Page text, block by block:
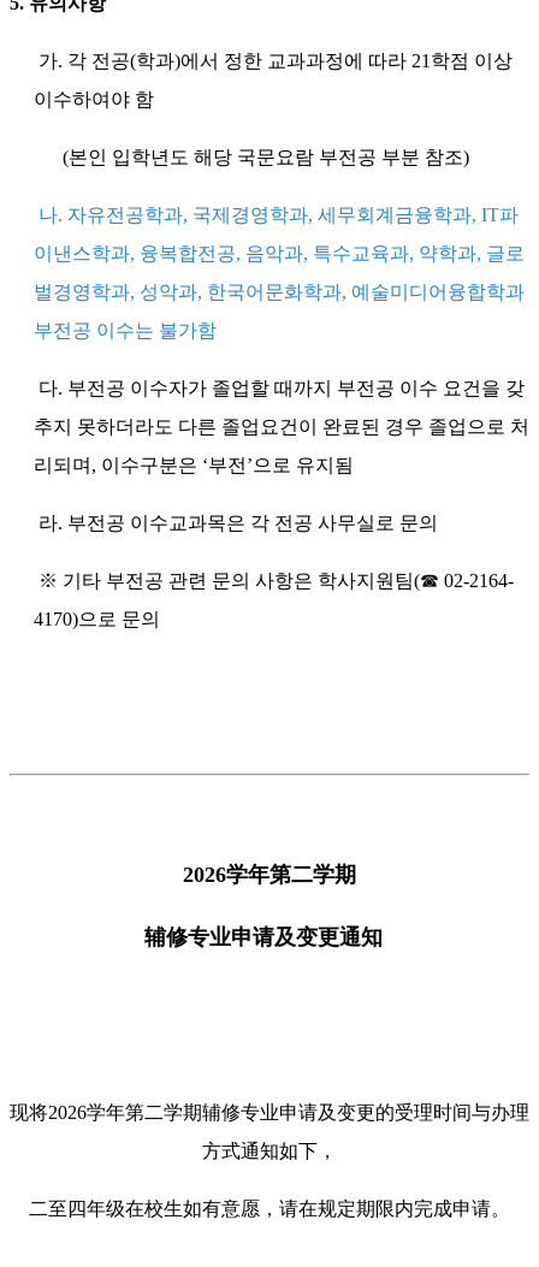
가. 각 전공(학과)에서 정한 교과과정에 따라 21학점 이상
이수하여야 함
(본인 입학년도 해당 국문요람 부전공 부분 참조)
나. 자유전공학과, 국제경영학과, 세무회계금융학과, IT파
이낸스학과, 융복합전공, 음악과, 특수교육과, 약학과, 글로
벌경영학과, 성악과, 한국어문화학과, 예술미디어융합학과
부전공 이수는 불가함
다. 부전공 이수자가 졸업할 때까지 부전공 이수 요건을 갖
추지 못하더라도 다른 졸업요건이 완료된 경우 졸업으로 처
리되며, 이수구분은 ‘부전’으로 유지됨
라. 부전공 이수교과목은 각 전공 사무실로 문의
※ 기타 부전공 관련 문의 사항은 학사지원팀(☎ 02-2164-
4170)으로 문의
2026学年第二学期
辅修专业申请及变更通知
现将2026学年第二学期辅修专业申请及变更的受理时间与办理
方式通知如下，
二至四年级在校生如有意愿，请在规定期限内完成申请。